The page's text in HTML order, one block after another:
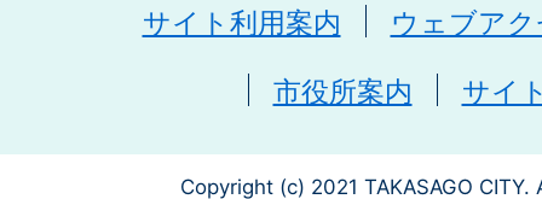
サイト利用案内 ウェブア
市役所案内 サイ
Copyright (c) 2021 TAKASAGO CITY.